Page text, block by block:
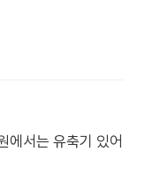
에서는 유축기 있어